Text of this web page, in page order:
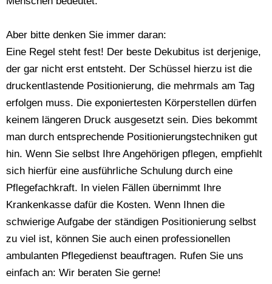
Aber bitte denken Sie immer daran:
Eine Regel steht fest! Der beste Dekubitus ist derjenige,
der gar nicht erst entsteht. Der Schüssel hierzu ist die
druckentlastende Positionierung, die mehrmals am Tag
erfolgen muss. Die exponiertesten Körperstellen dürfen
keinem längeren Druck ausgesetzt sein. Dies bekommt
man durch entsprechende Positionierungstechniken gut
hin. Wenn Sie selbst Ihre Angehörigen pflegen, empfiehlt
sich hierfür eine ausführliche Schulung durch eine
Pflegefachkraft. In vielen Fällen übernimmt Ihre
Krankenkasse dafür die Kosten. Wenn Ihnen die
schwierige Aufgabe der ständigen Positionierung selbst
zu viel ist, können Sie auch einen professionellen
ambulanten Pflegedienst beauftragen. Rufen Sie uns
einfach an: Wir beraten Sie gerne!